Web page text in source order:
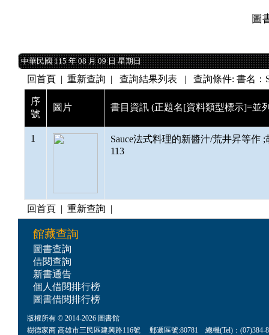
圖
中華民國 115 年 08 月 09 日 星期日
中華民國 115 年 08 月 09 日 星期日
回首頁 | 重新查詢 | 查詢結果列表 | 查詢條件: 書名：
序
號
圖片 書目資訊 (正題名[資料類型標示]=並
1
Sauce法式料理的新醬汁/荒井昇等作
113
回首頁 | 重新查詢 |
館藏查詢
圖書查詢
借閱查詢
新書通告
個人借閱排行榜
圖書借閱排行榜
版權所有 © 2014-2026 圖書館
樹德家商 高雄市三民區建興路116號 郵遞區號:80781 總機(Tel)：(07)384-